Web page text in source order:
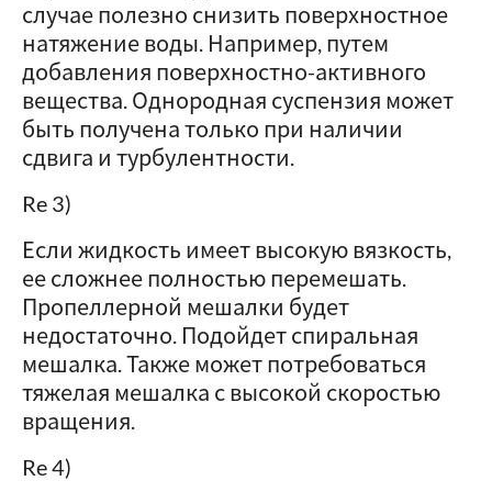
случае полезно снизить поверхностное
натяжение воды. Например, путем
добавления поверхностно-активного
вещества. Однородная суспензия может
быть получена только при наличии
сдвига и турбулентности.
Re 3)
Если жидкость имеет высокую вязкость,
ее сложнее полностью перемешать.
Пропеллерной мешалки будет
недостаточно. Подойдет спиральная
мешалка. Также может потребоваться
тяжелая мешалка с высокой скоростью
вращения.
Re 4)